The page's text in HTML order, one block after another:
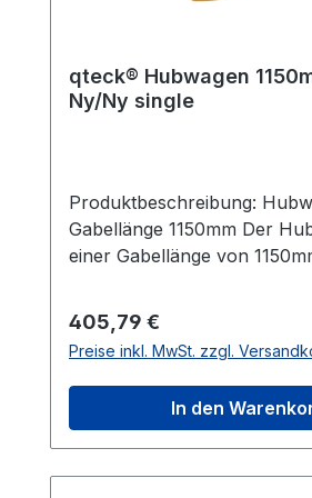
qteck® Hubwagen
Ny/Ny single
Produktbeschreibung:
Gabellänge 1150mm Der Hubwagen mit
einer Gabellänge von
Handling von Euro-Paletten,
oder Lasten mit
Abmessungen. Diese
Gabellänge stellt sicher,
Platzbedarf beim Rangieren
Verfahren der Last
Regulärer Preis:
405,79 €
Preise inkl. MwSt. zzgl.
In den